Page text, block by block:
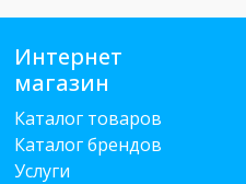
Интернет
магазин
Каталог товаров
Каталог брендов
Услуги